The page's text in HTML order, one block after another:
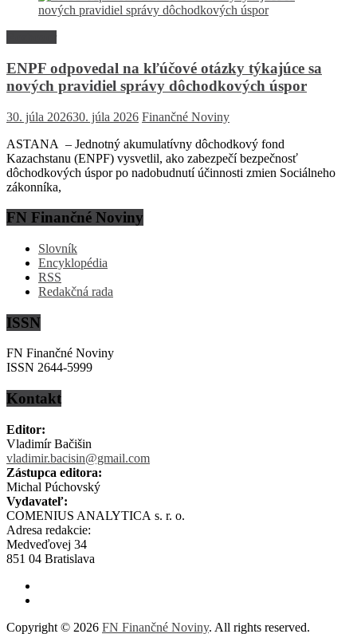
ENPF odpovedal na kľúčové otázky týkajúce sa
nových pravidiel správy dôchodkových úspor
30. júla 202630. júla 2026 Finančné Noviny
ASTANA – Jednotný akumulatívny dôchodkový fond
Kazachstanu (ENPF) vysvetlil, ako zabezpečí bezpečnosť
dôchodkových úspor po nadobudnutí účinnosti zmien Sociálneho
zákonníka,
FN Finančné Noviny
Slovník
Encyklopédia
RSS
Redakčná rada
ISSN
FN Finančné Noviny
ISSN 2644-5999
Kontakt
Editor:
Vladimír Bačišin
vladimir.bacisin@gmail.com
Zástupca editora:
Michal Púchovský
Vydavateľ:
COMENIUS ANALYTICA s. r. o.
Adresa redakcie:
Medveďovej 34
851 04 Bratislava
Copyright © 2026 FN Finančné Noviny. All rights reserved.